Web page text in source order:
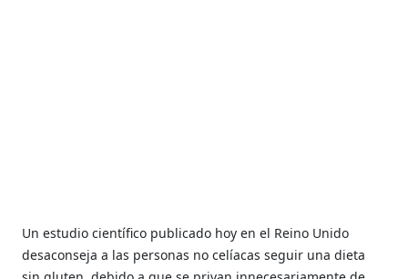
Un estudio científico publicado hoy en el Reino Unido
desaconseja a las personas no celíacas seguir una dieta